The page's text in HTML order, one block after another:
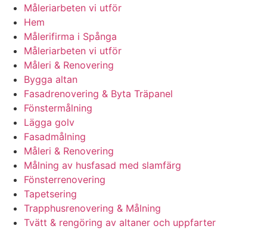
Måleriarbeten vi utför
Hem
Målerifirma i Spånga
Måleriarbeten vi utför
Måleri & Renovering
Bygga altan
Fasadrenovering & Byta Träpanel
Fönstermålning
Lägga golv
Fasadmålning
Måleri & Renovering
Målning av husfasad med slamfärg
Fönsterrenovering
Tapetsering
Trapphusrenovering & Målning
Tvätt & rengöring av altaner och uppfarter